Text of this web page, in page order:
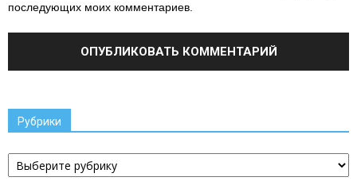
последующих моих комментариев.
Рубрики
Рубрики